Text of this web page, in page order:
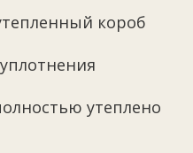
короб
утеплено